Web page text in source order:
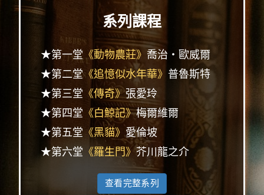
系列課程
★第一堂 《動物農莊》 喬治・歐威爾
★第二堂《追憶似水年華》 普魯斯特
★第三堂 《傳奇》張愛玲
★第四堂 《白鯨記》梅爾維爾
★第五堂 《黑貓》愛倫坡
★第六堂 《羅生門》芥川龍之介
查看完整系列